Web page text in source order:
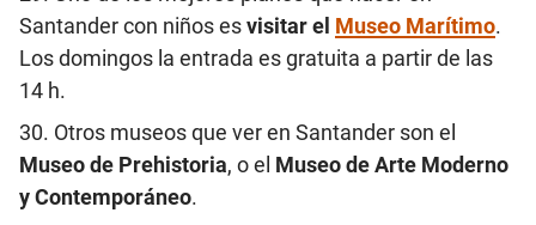
Santander con niños esvisitar el Museo Marítimo.
Los domingos la entrada es gratuita a partir de las
14 h.
30. Otros museos que ver en Santander son el
Museo de Prehistoria, o el Museo de Arte Moderno
y Contemporáneo.